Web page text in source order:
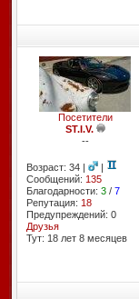
Посетители
ST.I.V.
--
Возраст: 34 |
|
Сообщений: 135
Благодарности: 3/ 7
Репутация: 18
Предупреждений: 0
Друзья
Тут: 18 лет 8 месяцев